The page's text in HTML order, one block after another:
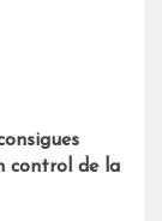
control de la